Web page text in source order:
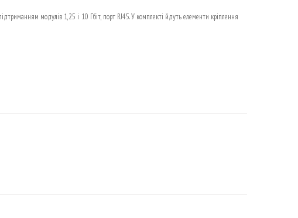
модулів 1,25 і 10 Гбіт, порт RJ45. У комплекті йдуть елементи кріплення